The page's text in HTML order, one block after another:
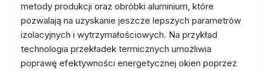
metody produkcji oraz obróbki aluminium, które
pozwalają na uzyskanie jeszcze lepszych parametrów
izolacyjnych i wytrzymałościowych. Na przykład
technologia przekładek termicznych umożliwia
poprawę efektywności energetycznej okien poprzez